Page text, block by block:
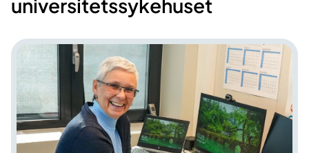
universitetssykehuset